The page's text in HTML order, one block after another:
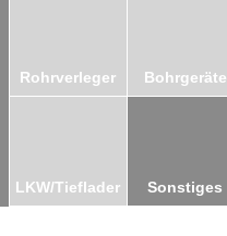
Rohrverleger Bohrgeräte
LKW/Tieflader Sonstiges